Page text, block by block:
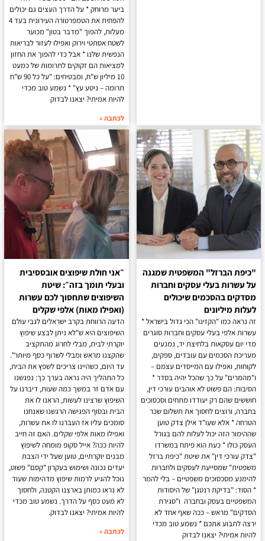
ביער מרוחק * על הדרך העצים גם יכולים
להפחית את הטמפרטורה העירונית בעד 4
מעלות, להפוך "מדבר בטון" מכוער
לשטח אסתטי וירוק ואפילו לעזור לבריאות
הנפשית שלנו * אבל כדי להפוך את החזון
למציאות הם זקוקים לתרומות של כמעט
10 מיליון ש"ח, ומבטיחים: "על כל 90 ש"ח
תרומה – ניטע עץ" * נשמע טוב מכדי
להיות אמיתי? יצאנו לבדוק
לכתבה »
הברזל" המשפטית שמגנה
עשרות בעלי עסקים וחברות
בהסכמים שיכולים
מיליונים
נראה כמו "הקזינו" הכי גדול בישראל *
אלפי בעלי עסקים וחברות סוגרים
יום עסקאות בלחיצת יד, נמנעים
הסכמים עם עובדים, ספקים,
ואפילו עם המייסדים עצמם –
על כך שהכל יהיה בסדר *
הם פשוט לא אוהבים עורכי דין,
שהם רק יעודדו מתחים וסכסוכים
ורוצים לחסוך את תשלום שכר
* אלא שעו"ד אילן צדק טוען
הזה יכול לעלות להם בגורל
כולו * כעת הוא פיתח במשרדו
עורכי דין" את שיטת "כיפת ברזל
שמסייעת לעסקים ולחברות
מסכסוכים משפטיים – בלי להמר
"בדיקת רנטגן" של היסודות
בעסק ובחברה ו"סגירת
מראש – ככה שאף אחד לא
לתבוע אתכם * נשמע טוב מכדי
אמיתי? יצאנו לבדוק
״אני חולת שיפוצים אובססיבית
ובעלי תומך בזה״: שיטת
השיפוצים שתחסוך לכם עשרות
(ואפילו מאות) אלפי שקלים
הדעה הרווחת בקרב ישראלים לגבי עולם
השיפוצים היא ש"לא ניתן לבצע שיפוץ
יוקרתי לבית, מבלי לחרוג מהתקציב
שהקצנו מראש ומבלי לשרוף כסף מיותר".
עד היום, כשהיינו צריכים לשפץ את הבית,
כל התהליך היה נראה בערך כך: נפגשנו
עם אדם זר במשך כמה שעות, דיברנו על
השיפוץ שרצינו לעשות, הראנו לו את
הבית ובסוף הפגישה הרגשנו שאנחנו
סומכים עליו אז העברנו לו את עשרות,
ואפילו מאות אלפי שקלים. האם זה חייב
להיות ככה? אייל סקופ מומחה לשיפוץ
מבנים יוקרתיים, טוען שעל ידי הצבת
יעדים נכונה ושימוש בעקרון "קסם" פשוט,
נוכל להגיע לרמות שיפוץ מדהימות שעוד
לא נראו כמותן בארצנו הקטנה, ולחסוך
לא מעט כסף על הדרך. נשמע טוב מכדי
להיות אמיתי? יצאנו לבדוק.
לכתבה »